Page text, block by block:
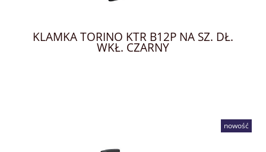
KLAMKA TORINO KTR B12P NA SZ. DŁ.
WKŁ. CZARNY
nowość